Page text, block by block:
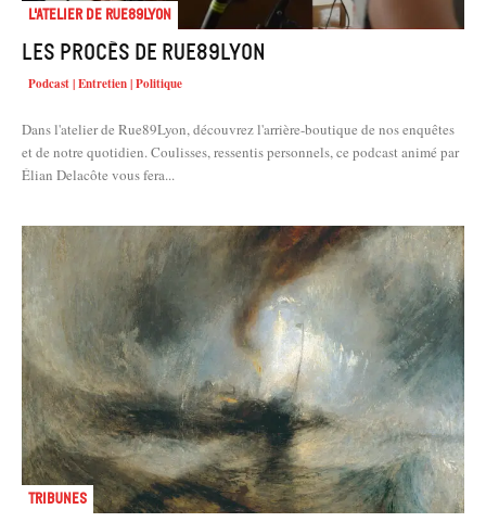
L'atelier de Rue89Lyon
Les procès de Rue89Lyon
Podcast | Entretien | Politique
Dans l'atelier de Rue89Lyon, découvrez l'arrière-boutique de nos enquêtes
et de notre quotidien. Coulisses, ressentis personnels, ce podcast animé par
Élian Delacôte vous fera...
Tribunes